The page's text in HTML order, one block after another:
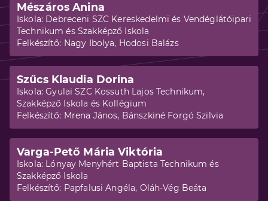
Mészáros Anina
Iskola: Debreceni SZC Kereskedelmi és Vendéglátóipari
Technikum és Szakképző Iskola
Felkészítő: Nagy Ibolya, Hodosi Balázs
Szűcs Klaudia Dorina
Iskola:Gyulai SZC Kossuth Lajos Technikum,
Szakképző Iskola és Kollégium
Felkészítő: Mrena János, Bánszkiné Forgó Szilvia
Varga-Pető Mária Viktória
Iskola: Lónyay Menyhért Baptista Technikum és
Szakképző Iskola
Felkészítő: Papfalusi Angéla, Oláh-Vég Beáta